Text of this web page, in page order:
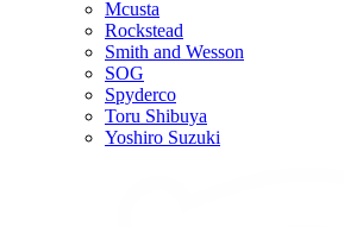
Mcusta
Rockstead
Smith and Wesson
SOG
Spyderco
Toru Shibuya
Yoshiro Suzuki